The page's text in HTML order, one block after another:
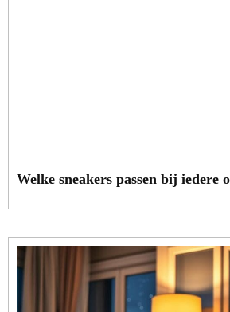
Welke sneakers passen bij iedere